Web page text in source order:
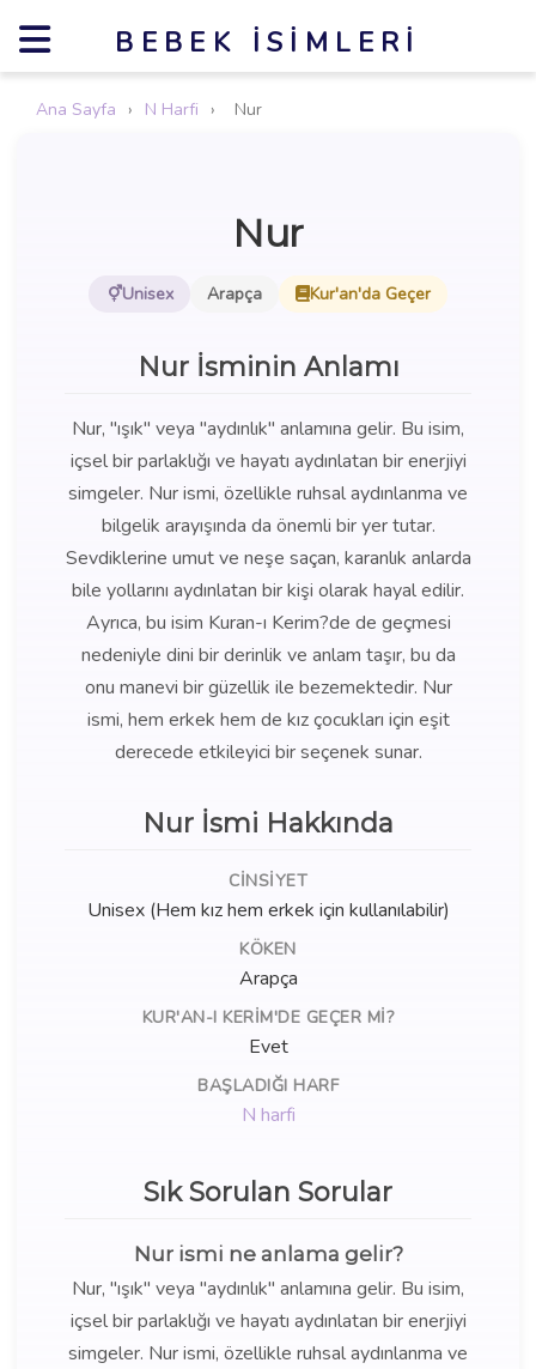
BEBEK İSIMLERI
Ana Sayfa › N Harfi › Nur
Nur
Unisex Arapça Kur'an'da Geçer
Nur İsminin Anlamı
Nur, "ışık" veya "aydınlık" anlamına gelir. Bu isim,
içsel bir parlaklığı ve hayatı aydınlatan bir enerjiyi
simgeler. Nur ismi, özellikle ruhsal aydınlanma ve
bilgelik arayışında da önemli bir yer tutar.
Sevdiklerine umut ve neşe saçan, karanlık anlarda
bile yollarını aydınlatan bir kişi olarak hayal edilir.
Ayrıca, bu isim Kuran-ı Kerim?de de geçmesi
nedeniyle dini bir derinlik ve anlam taşır, bu da
onu manevi bir güzellik ile bezemektedir. Nur
ismi, hem erkek hem de kız çocukları için eşit
derecede etkileyici bir seçenek sunar.
Nur İsmi Hakkında
CINSIYET
Unisex (Hem kız hem erkek için kullanılabilir)
KÖKEN
Arapça
KUR'AN-I KERIM'DE GEÇER MI?
Evet
BAŞLADIĞI HARF
N harfi
Sık Sorulan Sorular
Nur ismi ne anlama gelir?
Nur, "ışık" veya "aydınlık" anlamına gelir. Bu isim,
içsel bir parlaklığı ve hayatı aydınlatan bir enerjiyi
simgeler. Nur ismi, özellikle ruhsal aydınlanma ve